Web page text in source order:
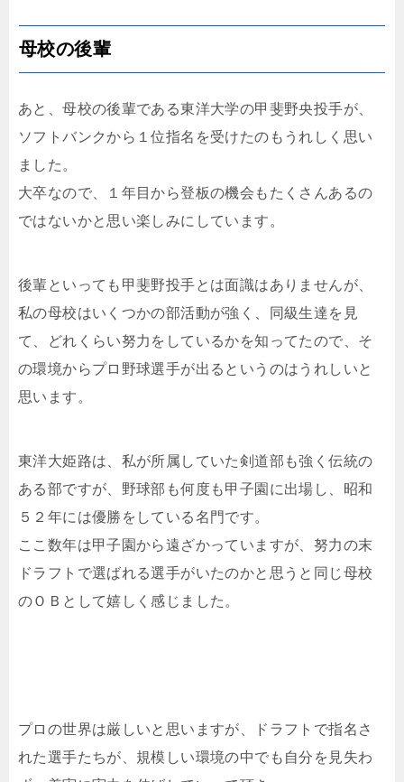
母校の後輩
あと、母校の後輩である東洋大学の甲斐野央投手が、
ソフトバンクから１位指名を受けたのもうれしく思い
ました。
大卒なので、１年目から登板の機会もたくさんあるの
ではないかと思い楽しみにしています。
後輩といっても甲斐野投手とは面識はありませんが、
私の母校はいくつかの部活動が強く、同級生達を見
て、どれくらい努力をしているかを知ってたので、そ
の環境からプロ野球選手が出るというのはうれしいと
思います。
東洋大姫路は、私が所属していた剣道部も強く伝統の
ある部ですが、野球部も何度も甲子園に出場し、昭和
５２年には優勝をしている名門です。
ここ数年は甲子園から遠ざかっていますが、努力の末
ドラフトで選ばれる選手がいたのかと思うと同じ母校
のＯＢとして嬉しく感じました。
プロの世界は厳しいと思いますが、ドラフトで指名さ
れた選手たちが、規模しい環境の中でも自分を見失わ